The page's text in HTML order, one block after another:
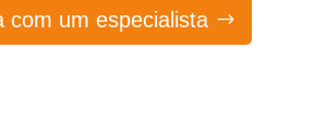
com um especialista